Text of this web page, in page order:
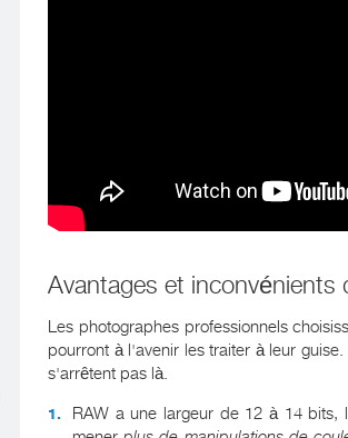
Avantages et inconvénients
Les photographes professionnels
pourront à l'avenir les traiter à leur
s'arrêtent pas là.
RAW a une largeur de 12 à 14 bits,